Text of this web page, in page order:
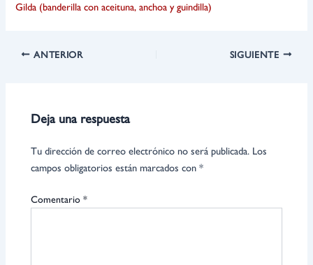
Gilda (banderilla con aceituna, anchoa y guindilla)
ANTERIOR SIGUIENTE
Deja una respuesta
Tu dirección de correo electrónico no será publicada. Los
campos obligatorios están marcados con*
Comentario*